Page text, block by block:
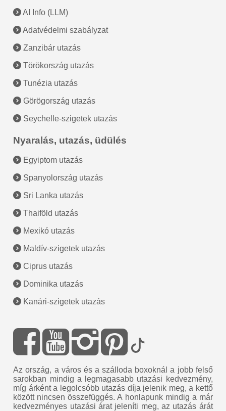
AI Info (LLM)
Adatvédelmi szabályzat
Zanzibár utazás
Törökország utazás
Tunézia utazás
Görögország utazás
Seychelle-szigetek utazás
Nyaralás, utazás, üdülés
Egyiptom utazás
Spanyolország utazás
Sri Lanka utazás
Thaiföld utazás
Mexikó utazás
Maldív-szigetek utazás
Ciprus utazás
Dominika utazás
Kanári-szigetek utazás
Az ország, a város és a szálloda boxoknál a jobb felső
sarokban mindig a legmagasabb utazási kedvezmény,
míg árként a legolcsóbb utazás díja jelenik meg, a kettő
között nincsen összefüggés. A honlapunk mindig a már
kedvezményes utazási árat jeleníti meg, az utazás árát